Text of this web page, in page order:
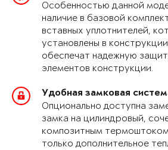
Особенностью данной
наличие в базовой
вставных уплотнителей,
установлены в
обеспечат надежную
элементов конструкции.
Удобная замковая
Опционально доступна
замка на цилиндровый,
композитным
только дополнительное